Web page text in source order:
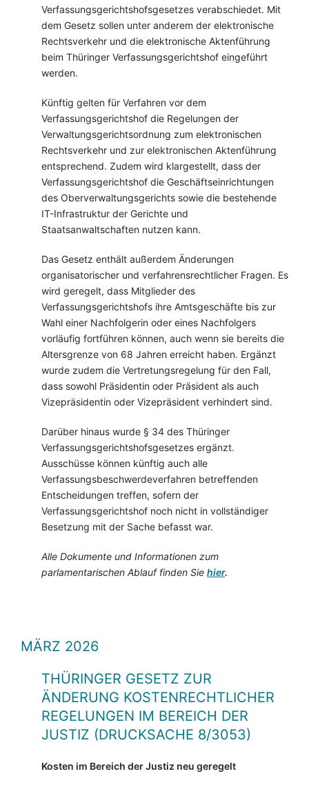
Verfassungsgerichtshofsgesetzes verabschiedet. Mit
dem Gesetz sollen unter anderem der elektronische
Rechtsverkehr und die elektronische Aktenführung
beim Thüringer Verfassungsgerichtshof eingeführt
werden.
Künftig gelten für Verfahren vor dem
Verfassungsgerichtshof die Regelungen der
Verwaltungsgerichtsordnung zum elektronischen
Rechtsverkehr und zur elektronischen Aktenführung
entsprechend. Zudem wird klargestellt, dass der
Verfassungsgerichtshof die Geschäftseinrichtungen
des Oberverwaltungsgerichts sowie die bestehende
IT-Infrastruktur der Gerichte und
Staatsanwaltschaften nutzen kann.
Das Gesetz enthält außerdem Änderungen
organisatorischer und verfahrensrechtlicher Fragen. Es
wird geregelt, dass Mitglieder des
Verfassungsgerichtshofs ihre Amtsgeschäfte bis zur
Wahl einer Nachfolgerin oder eines Nachfolgers
vorläufig fortführen können, auch wenn sie bereits die
Altersgrenze von 68 Jahren erreicht haben. Ergänzt
wurde zudem die Vertretungsregelung für den Fall,
dass sowohl Präsidentin oder Präsident als auch
Vizepräsidentin oder Vizepräsident verhindert sind.
Darüber hinaus wurde § 34 des Thüringer
Verfassungsgerichtshofsgesetzes ergänzt.
Ausschüsse können künftig auch alle
Verfassungsbeschwerdeverfahren betreffenden
Entscheidungen treffen, sofern der
Verfassungsgerichtshof noch nicht in vollständiger
Besetzung mit der Sache befasst war.
Alle Dokumente und Informationen zum
parlamentarischen Ablauf finden Sie hier.
MÄRZ 2026
THÜRINGER GESETZ ZUR
ÄNDERUNG KOSTENRECHTLICHER
REGELUNGEN IM BEREICH DER
JUSTIZ (DRUCKSACHE 8/3053)
Kosten im Bereich der Justiz neu geregelt